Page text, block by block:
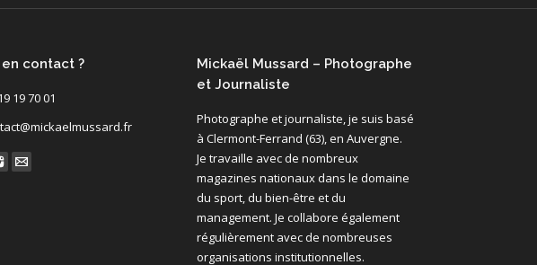
contact ?
19 70 01
Mickaël Mussard – Photographe
et Journaliste
Photographe et journaliste, je suis basé
à Clermont-Ferrand (63), en Auvergne.
Je travaille avec de nombreux
magazines nationaux dans le domaine
du sport, du bien-être et du
management. Je collabore également
régulièrement avec de nombreuses
organisations institutionnelles.